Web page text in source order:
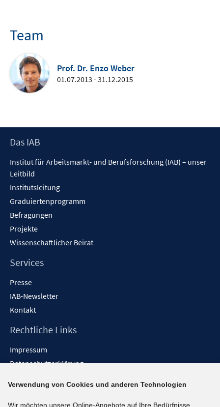
Team
Prof. Dr. Enzo Weber
01.07.2013 - 31.12.2015
Footer
Das IAB
Institut für Arbeitsmarkt- und Berufsforschung (IAB) – unser
Leitbild
Institutsleitung
Graduiertenprogramm
Befragungen
Projekte
Wissenschaftlicher Beirat
Services
Presse
IAB-Newsletter
Kontakt
Rechtliche Links
Impressum
Datenschutzerklärung
Barrieren melden
Verwendung von Cookies und anderen Technologien
Wir möchten unsere Online-Angebote auf Ihre Bedürfnisse